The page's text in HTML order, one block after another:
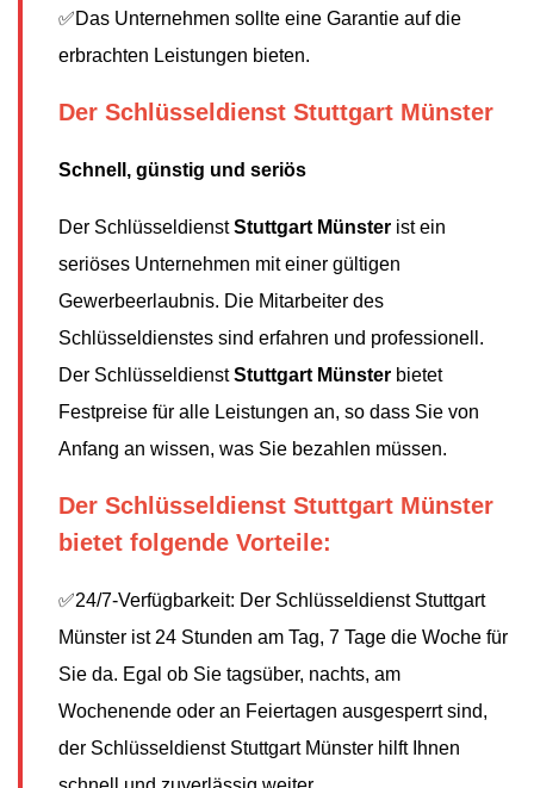
✅Das Unternehmen sollte eine Garantie auf die
erbrachten Leistungen bieten.
Der Schlüsseldienst Stuttgart Münster
Schnell, günstig und seriös
Der SchlüsseldienstStuttgart Münster ist ein
seriöses Unternehmen mit einer gültigen
Gewerbeerlaubnis. Die Mitarbeiter des
Schlüsseldienstes sind erfahren und professionell.
Der SchlüsseldienstStuttgart Münster bietet
Festpreise für alle Leistungen an, so dass Sie von
Anfang an wissen, was Sie bezahlen müssen.
Der Schlüsseldienst Stuttgart Münster
bietet folgende Vorteile:
✅24/7-Verfügbarkeit: Der Schlüsseldienst Stuttgart
Münster ist 24 Stunden am Tag, 7 Tage die Woche für
Sie da. Egal ob Sie tagsüber, nachts, am
Wochenende oder an Feiertagen ausgesperrt sind,
der Schlüsseldienst Stuttgart Münster hilft Ihnen